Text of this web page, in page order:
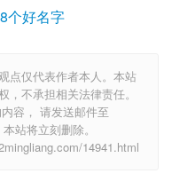
个好名字
点仅代表作者本人。本站
不承担相关法律责任。
容， 请发送邮件至
站将立刻删除。
14941.html